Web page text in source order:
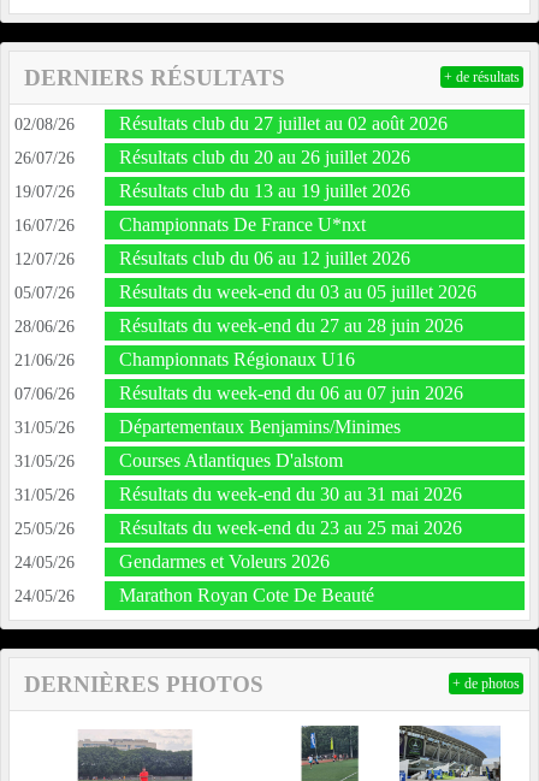
DERNIERS RÉSULTATS
02/08/26 Résultats club du 27 juillet au 02 août 2026
26/07/26 Résultats club du 20 au 26 juillet 2026
19/07/26 Résultats club du 13 au 19 juillet 2026
16/07/26 Championnats De France U*nxt
12/07/26 Résultats club du 06 au 12 juillet 2026
05/07/26 Résultats du week-end du 03 au 05 juillet 2026
28/06/26 Résultats du week-end du 27 au 28 juin 2026
21/06/26 Championnats Régionaux U16
07/06/26 Résultats du week-end du 06 au 07 juin 2026
31/05/26 Départementaux Benjamins/Minimes
31/05/26 Courses Atlantiques D'alstom
31/05/26 Résultats du week-end du 30 au 31 mai 2026
25/05/26 Résultats du week-end du 23 au 25 mai 2026
24/05/26 Gendarmes et Voleurs 2026
24/05/26 Marathon Royan Cote De Beauté
+ de résultats
DERNIÈRES PHOTOS + de photos